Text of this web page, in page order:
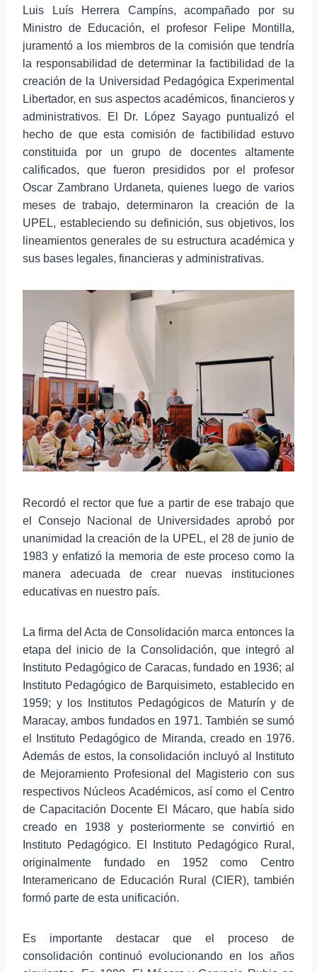
Luis Luís Herrera Campíns, acompañado por su
Ministro de Educación, el profesor Felipe Montilla,
juramentó a los miembros de la comisión que tendría
la responsabilidad de determinar la factibilidad de la
creación de la Universidad Pedagógica Experimental
Libertador, en sus aspectos académicos, financieros y
administrativos. El Dr. López Sayago puntualizó el
hecho de que esta comisión de factibilidad estuvo
constituida por un grupo de docentes altamente
calificados, que fueron presididos por el profesor
Oscar Zambrano Urdaneta, quienes luego de varios
meses de trabajo, determinaron la creación de la
UPEL, estableciendo su definición, sus objetivos, los
lineamientos generales de su estructura académica y
sus bases legales, financieras y administrativas.
Recordó el rector que fue a partir de ese trabajo que
el Consejo Nacional de Universidades aprobó por
unanimidad la creación de la UPEL, el 28 de junio de
1983 y enfatizó la memoria de este proceso como la
manera adecuada de crear nuevas instituciones
educativas en nuestro país.
La firma del Acta de Consolidación marca entonces la
etapa del inicio de la Consolidación, que integró al
Instituto Pedagógico de Caracas, fundado en 1936; al
Instituto Pedagógico de Barquisimeto, establecido en
1959; y los Institutos Pedagógicos de Maturín y de
Maracay, ambos fundados en 1971. También se sumó
el Instituto Pedagógico de Miranda, creado en 1976.
Además de estos, la consolidación incluyó al Instituto
de Mejoramiento Profesional del Magisterio con sus
respectivos Núcleos Académicos, así como el Centro
de Capacitación Docente El Mácaro, que había sido
creado en 1938 y posteriormente se convirtió en
Instituto Pedagógico. El Instituto Pedagógico Rural,
originalmente fundado en 1952 como Centro
Interamericano de Educación Rural (CIER), también
formó parte de esta unificación.
Es importante destacar que el proceso de
consolidación continuó evolucionando en los años